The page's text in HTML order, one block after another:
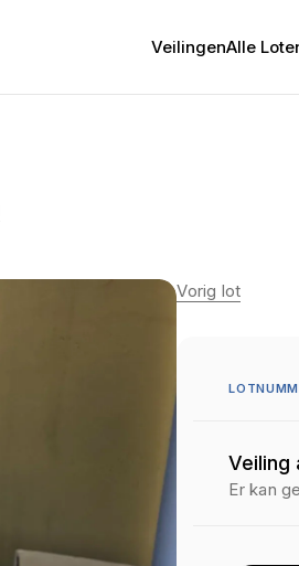
VeilingenAlle
Vorig lot
Veiling
Er kan